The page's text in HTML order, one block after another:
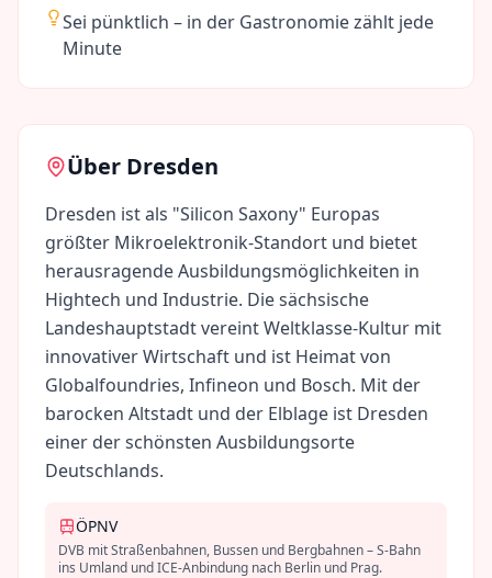
Sei pünktlich – in der Gastronomie zählt jede
Minute
Über Dresden
Dresden ist als "Silicon Saxony" Europas
größter Mikroelektronik-Standort und bietet
herausragende Ausbildungsmöglichkeiten in
Hightech und Industrie. Die sächsische
Landeshauptstadt vereint Weltklasse-Kultur mit
innovativer Wirtschaft und ist Heimat von
Globalfoundries, Infineon und Bosch. Mit der
barocken Altstadt und der Elblage ist Dresden
einer der schönsten Ausbildungsorte
Deutschlands.
ÖPNV
DVB mit Straßenbahnen, Bussen und Bergbahnen – S-Bahn
ins Umland und ICE-Anbindung nach Berlin und Prag.